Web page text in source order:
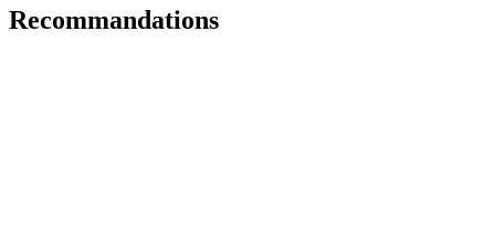
Recommandations